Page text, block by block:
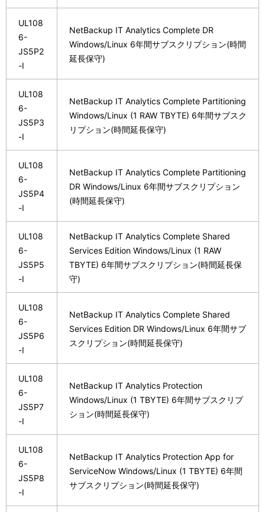
UL108
6-
JS5P2
-I
NetBackup IT Analytics Complete DR
Windows/Linux 6年間サブスクリプション(時間
延長保守)
UL108
6-
JS5P3
-I
NetBackup IT Analytics Complete Partitioning
Windows/Linux (1 RAW TBYTE) 6年間サブスク
リプション(時間延長保守)
UL108
6-
JS5P4
-I
NetBackup IT Analytics Complete Partitioning
DR Windows/Linux 6年間サブスクリプション
(時間延長保守)
UL108
6-
JS5P5
-I
NetBackup IT Analytics Complete Shared
Services Edition Windows/Linux (1 RAW
TBYTE) 6年間サブスクリプション(時間延長保
守)
UL108
6-
JS5P6
-I
NetBackup IT Analytics Complete Shared
Services Edition DR Windows/Linux 6年間サブ
スクリプション(時間延長保守)
UL108
6-
JS5P7
-I
NetBackup IT Analytics Protection
Windows/Linux (1 TBYTE) 6年間サブスクリプ
ション(時間延長保守)
UL108
6-
JS5P8
-I
NetBackup IT Analytics Protection App for
ServiceNow Windows/Linux (1 TBYTE) 6年間
サブスクリプション(時間延長保守)